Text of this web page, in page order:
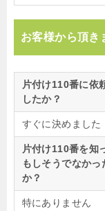
お客様から頂き
片付け110番に依
したか？
すぐに決めました
片付け110番を知
もしそうでなか
か？
特にありません